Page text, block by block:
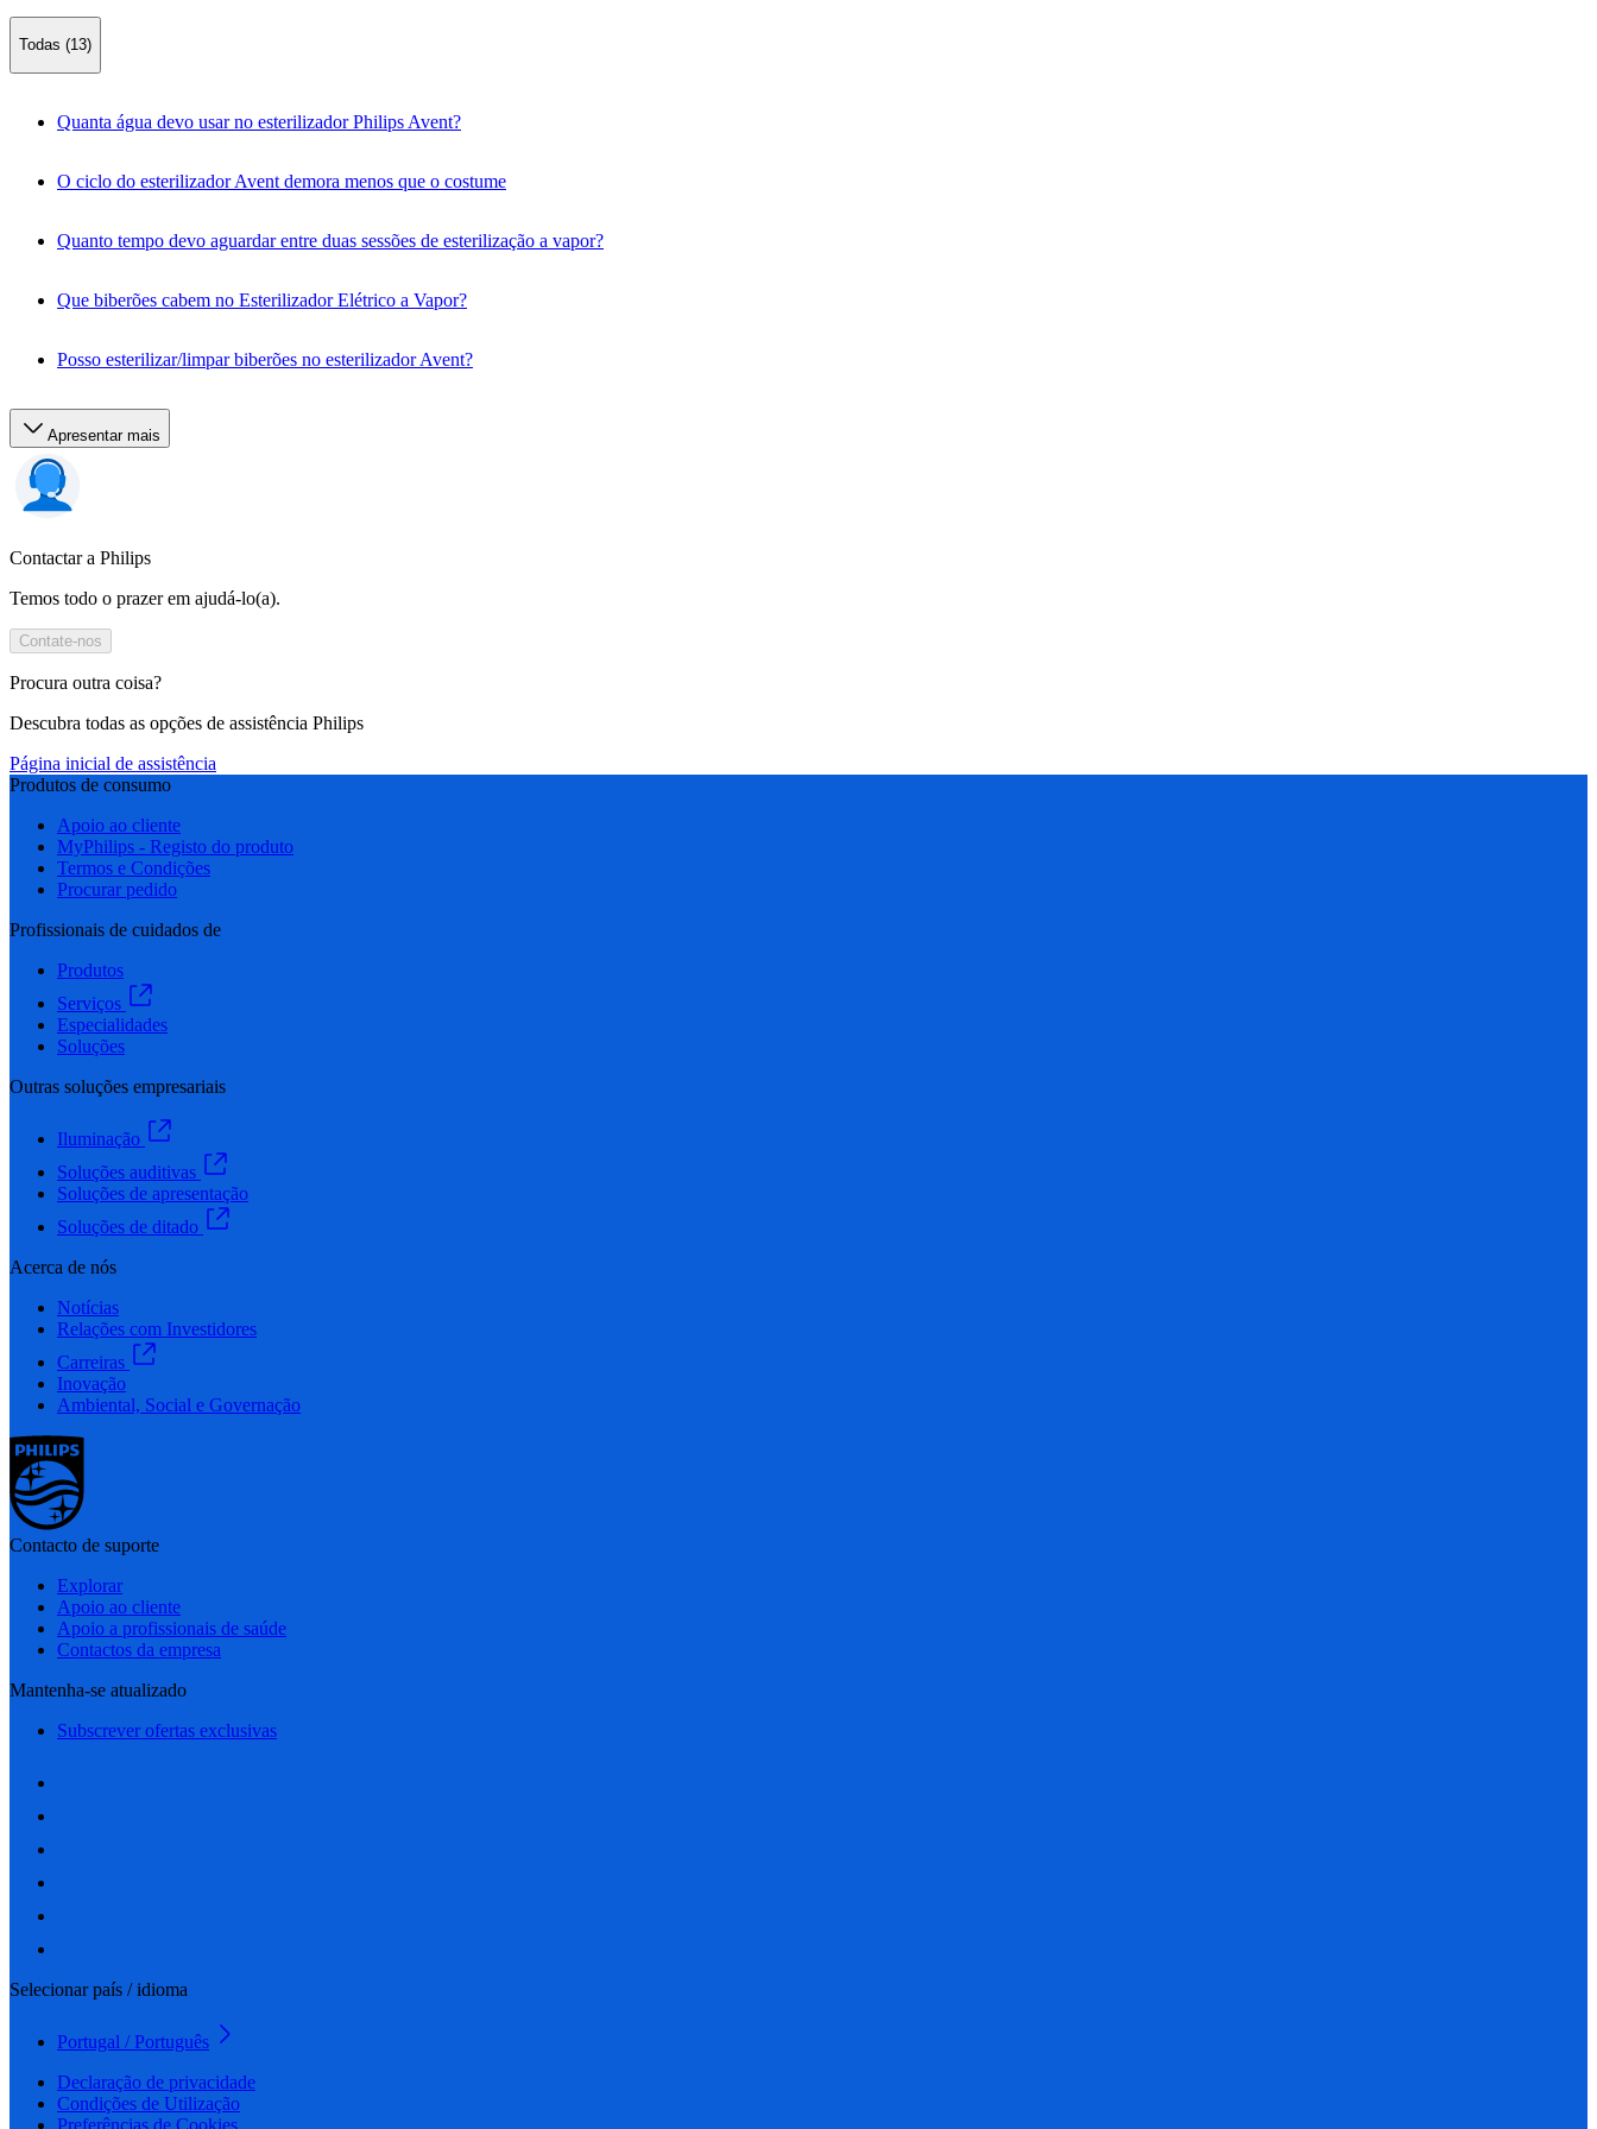
Todas (13)
Quanta água devo usar no esterilizador Philips Avent?
O ciclo do esterilizador Avent demora menos que o costume
Quanto tempo devo aguardar entre duas sessões de esterilização a vapor?
Que biberões cabem no Esterilizador Elétrico a Vapor?
Posso esterilizar/limpar biberões no esterilizador Avent?
Apresentar mais
Contactar a Philips
Temos todo o prazer em ajudá-lo(a).
Contate-nos
Procura outra coisa?
Descubra todas as opções de assistência Philips
Página inicial de assistência
Produtos de consumo
Apoio ao cliente
MyPhilips - Registo do produto
Termos e Condições
Procurar pedido
Profissionais de cuidados de
Produtos
Serviços
Especialidades
Soluções
Outras soluções empresariais
Iluminação
Soluções auditivas
Soluções de apresentação
Soluções de ditado
Acerca de nós
Notícias
Relações com Investidores
Carreiras
Inovação
Ambiental, Social e Governação
Contacto de suporte
Explorar
Apoio ao cliente
Apoio a profissionais de saúde
Contactos da empresa
Mantenha-se atualizado
Subscrever ofertas exclusivas
Selecionar país / idioma
Portugal / Português
Declaração de privacidade
Condições de Utilização
Preferências de Cookies